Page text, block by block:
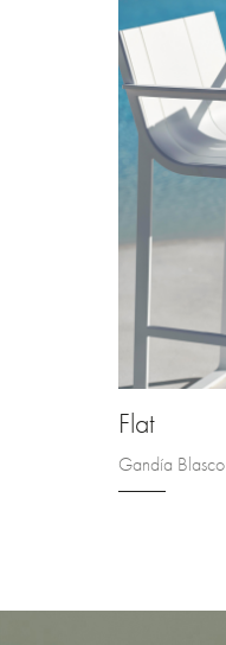
Flat
Gandía Blasco